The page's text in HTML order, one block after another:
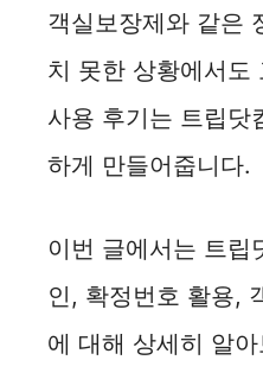
객실보장제와 같은
치 못한 상황에서도
사용 후기는 트립닷
하게 만들어줍니다.
이번 글에서는 트립
인, 확정번호 활용,
에 대해 상세히 알